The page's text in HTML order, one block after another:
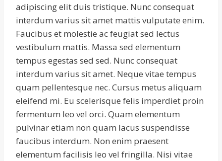
adipiscing elit duis tristique. Nunc consequat
interdum varius sit amet mattis vulputate enim.
Faucibus et molestie ac feugiat sed lectus
vestibulum mattis. Massa sed elementum
tempus egestas sed sed. Nunc consequat
interdum varius sit amet. Neque vitae tempus
quam pellentesque nec. Cursus metus aliquam
eleifend mi. Eu scelerisque felis imperdiet proin
fermentum leo vel orci. Quam elementum
pulvinar etiam non quam lacus suspendisse
faucibus interdum. Non enim praesent
elementum facilisis leo vel fringilla. Nisi vitae